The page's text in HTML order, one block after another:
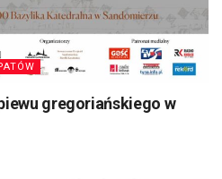
gregoriańskiego w